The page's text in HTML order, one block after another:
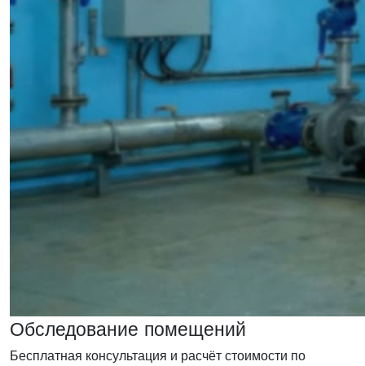
Обследование помещений
Бесплатная консультация и расчёт стоимости по